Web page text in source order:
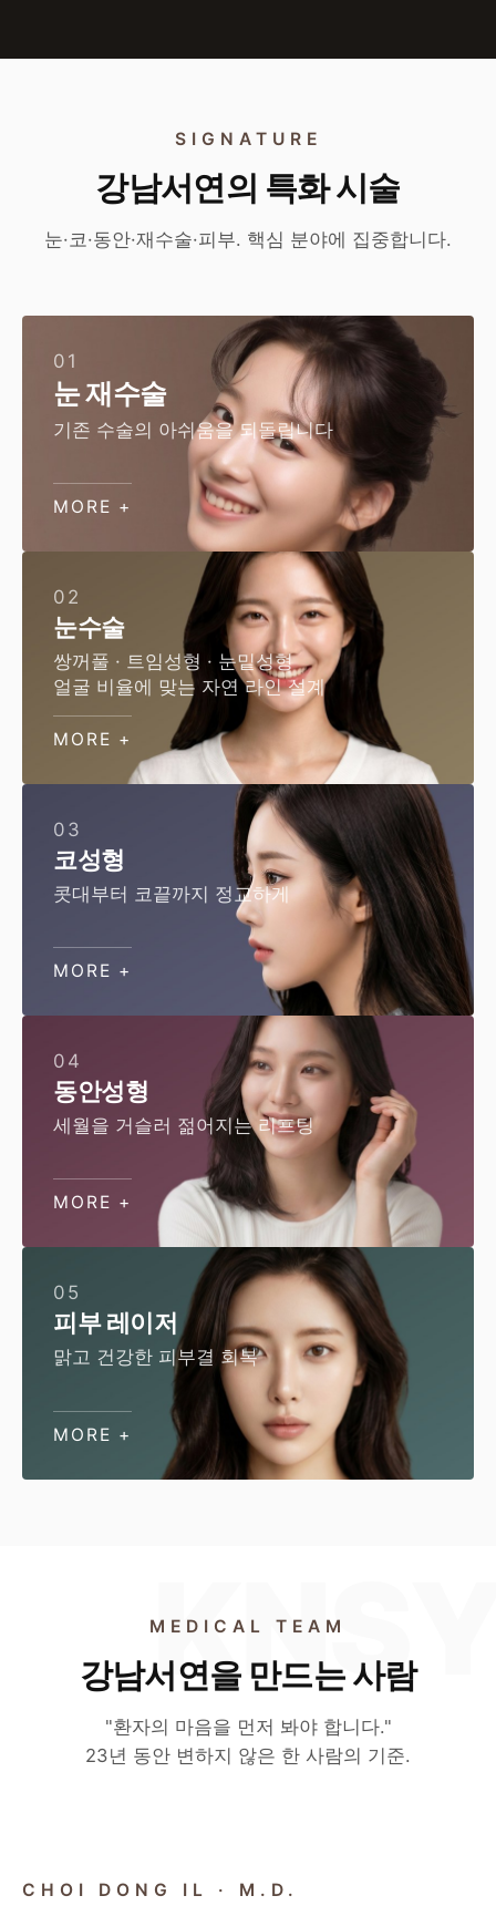
SIGNATURE
강남서연의 특화 시술
눈·코·동안·재수술·피부. 핵심 분야에 집중합니다.
01
눈 재수술
기존 수술의 아쉬움을 되돌립니다
MORE +
02
눈수술
쌍꺼풀 · 트임성형 · 눈밑성형
얼굴 비율에 맞는 자연 라인 설계
MORE +
03
코성형
콧대부터 코끝까지 정교하게
MORE +
04
동안성형
세월을 거슬러 젊어지는 리프팅
MORE +
05
피부 레이저
맑고 건강한 피부결 회복
MORE +
MEDICAL TEAM
강남서연을 만드는 사람
"환자의 마음을 먼저 봐야 합니다."
23년 동안 변하지 않은 한 사람의 기준.
CHIEF DIRECTOR
CHOI DONG IL · M.D.